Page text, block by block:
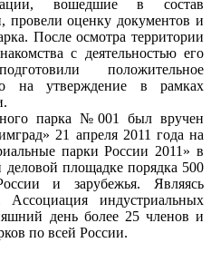
вошедшие в состав
провели оценку документов и
После осмотра территории
с деятельностью его
положительное
на утверждение в рамках
парка №001 был вручен
21 апреля 2011 года на
парки России 2011» в
площадке порядка 500
и зарубежья. Являясь
Ассоциация индустриальных
день более 25 членов и
по всей России.